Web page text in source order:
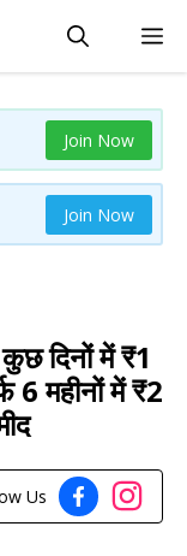
Join Now
Join Now
दिनों में ₹1
6 महीनों में ₹2
Us